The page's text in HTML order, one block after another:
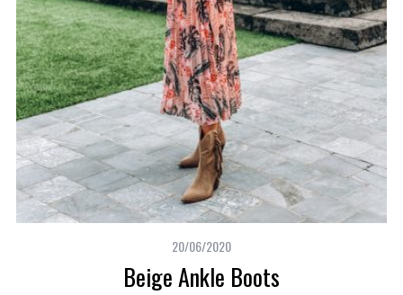
20/06/2020
Beige Ankle Boots